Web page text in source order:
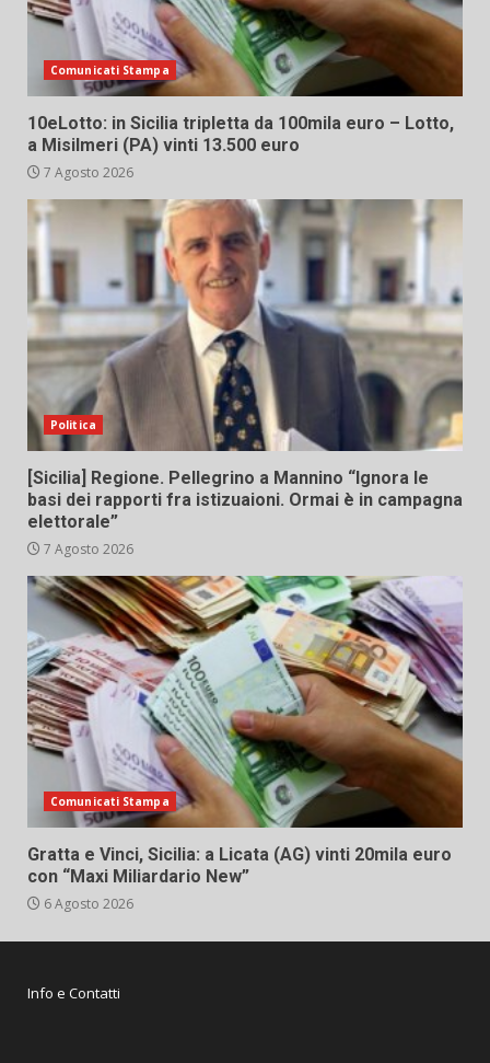
Comunicati Stampa
10eLotto: in Sicilia tripletta da 100mila euro – Lotto,
a Misilmeri (PA) vinti 13.500 euro
7 Agosto 2026
Politica
[Sicilia] Regione. Pellegrino a Mannino “Ignora le
basi dei rapporti fra istizuaioni. Ormai è in campagna
elettorale”
7 Agosto 2026
Comunicati Stampa
Gratta e Vinci, Sicilia: a Licata (AG) vinti 20mila euro
con “Maxi Miliardario New”
6 Agosto 2026
Info e Contatti